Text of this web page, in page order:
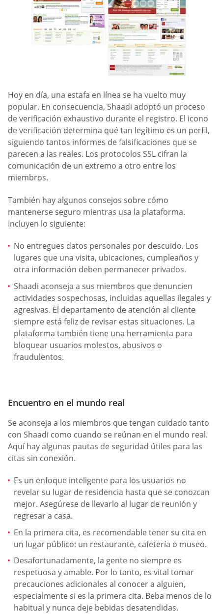
Hoy en día, una estafa en línea se ha vuelto muy
popular. En consecuencia, Shaadi adoptó un proceso
de verificación exhaustivo durante el registro. El icono
de verificación determina qué tan legítimo es un perfil,
siguiendo tantos informes de falsificaciones que se
parecen a las reales. Los protocolos SSL cifran la
comunicación de un extremo a otro entre los
miembros.
También hay algunos consejos sobre cómo
mantenerse seguro mientras usa la plataforma.
Incluyen lo siguiente:
No entregues datos personales por descuido. Los
lugares que una visita, ubicaciones, cumpleaños y
otra información deben permanecer privados.
Shaadi aconseja a sus miembros que denuncien
actividades sospechosas, incluidas aquellas ilegales y
agresivas. El departamento de atención al cliente
siempre está feliz de revisar estas situaciones. La
plataforma también tiene una herramienta para
bloquear usuarios molestos, abusivos o
fraudulentos.
Encuentro en el mundo real
Se aconseja a los miembros que tengan cuidado tanto
con Shaadi como cuando se reúnan en el mundo real.
Aquí hay algunas pautas de seguridad útiles para las
citas sin conexión.
Es un enfoque inteligente para los usuarios no
revelar su lugar de residencia hasta que se conozcan
mejor. Asegúrese de llevarlo al lugar de reunión y
regresar a casa.
En la primera cita, es recomendable tener su cita en
un lugar público: un restaurante, cafetería o museo.
Desafortunadamente, la gente no siempre es
respetuosa y amable. Por lo tanto, es vital tomar
precauciones adicionales al conocer a alguien,
especialmente si es la primera cita. Beba menos de lo
habitual y nunca deje bebidas desatendidas.